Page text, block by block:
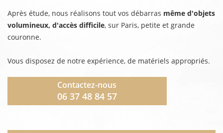
Après étude, nous réalisons tout vos débarras même d'objets
volumineux, d'accès difficile, sur Paris, petite et grande
couronne.
Vous disposez de notre expérience, de matériels appropriés.
Contactez-nous
06 37 48 84 57